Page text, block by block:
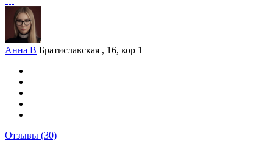
Анна В Братиславская , 16, кор 1
Отзывы (30)